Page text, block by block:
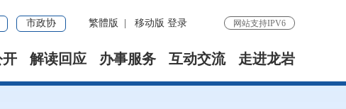
市政协 繁體版 移动版 登录 网站支持IPV6
开 解读回应 办事服务 互动交流 走进龙岩